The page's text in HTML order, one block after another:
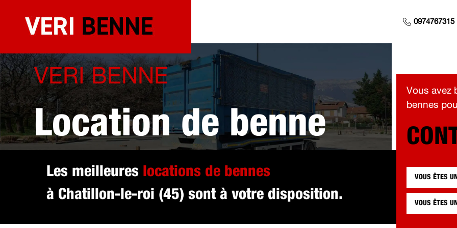
contenu
0974767315
VERI BENNE
Location de benne
sélectionné pour vous à
(45)
Les meilleures locations de bennes
à Chatillon-le-roi (45) sont à votre disposition.
Vous avez
bennes
VOUS ÊTES UN
VOUS ÊTES UN